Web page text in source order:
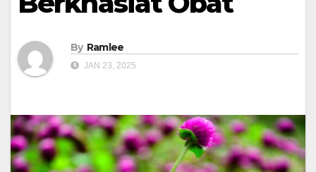
By Ramlee
JAN 23, 2025